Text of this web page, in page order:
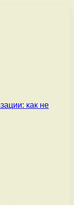
как не